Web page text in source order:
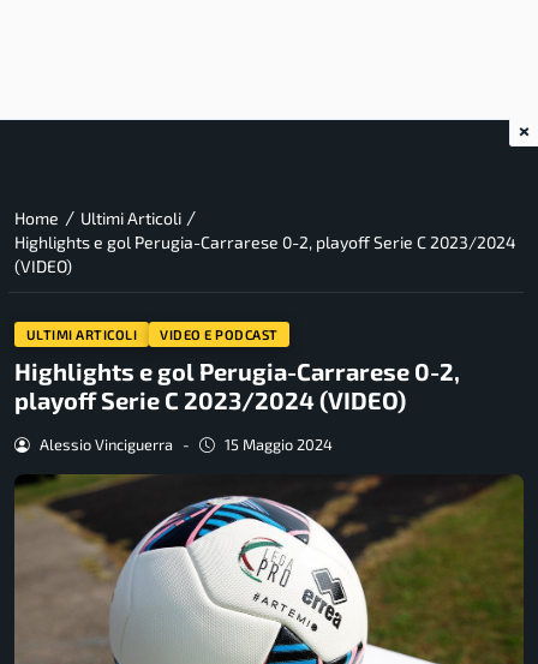
Home / Ultimi Articoli /
Highlights e gol Perugia-Carrarese 0-2, playoff Serie C 2023/2024
(VIDEO)
ULTIMI ARTICOLI VIDEO E PODCAST
Highlights e gol Perugia-Carrarese 0-2,
playoff Serie C 2023/2024 (VIDEO)
Alessio Vinciguerra - 15 Maggio 2024
×